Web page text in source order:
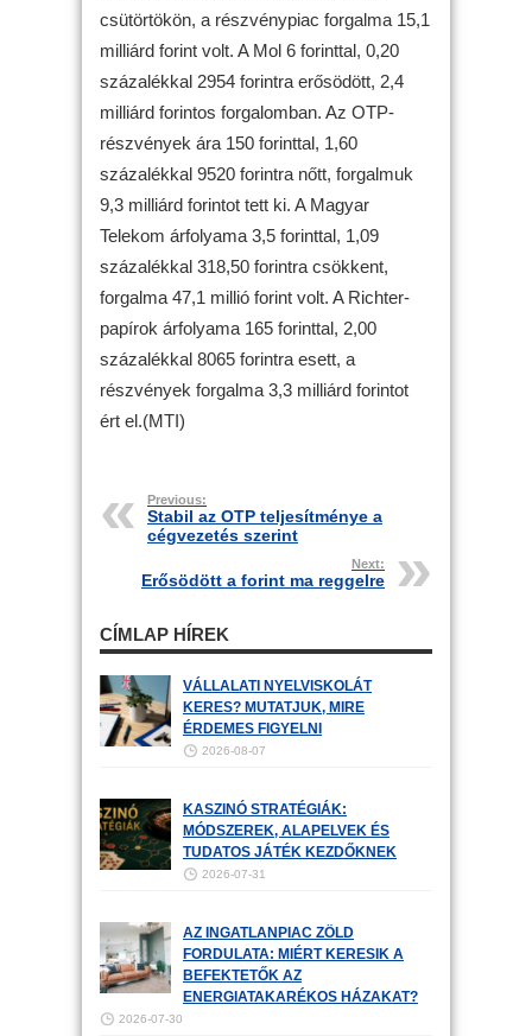
csütörtökön, a részvénypiac forgalma 15,1
milliárd forint volt. A Mol 6 forinttal, 0,20
százalékkal 2954 forintra erősödött, 2,4
milliárd forintos forgalomban. Az OTP-
részvények ára 150 forinttal, 1,60
százalékkal 9520 forintra nőtt, forgalmuk
9,3 milliárd forintot tett ki. A Magyar
Telekom árfolyama 3,5 forinttal, 1,09
százalékkal 318,50 forintra csökkent,
forgalma 47,1 millió forint volt. A Richter-
papírok árfolyama 165 forinttal, 2,00
százalékkal 8065 forintra esett, a
részvények forgalma 3,3 milliárd forintot
ért el.(MTI)
Previous:
Stabil az OTP teljesítménye a
cégvezetés szerint
Next:
Erősödött a forint ma reggelre
CÍMLAP HÍREK
VÁLLALATI NYELVISKOLÁT
KERES? MUTATJUK, MIRE
ÉRDEMES FIGYELNI
2026-08-07
KASZINÓ STRATÉGIÁK:
MÓDSZEREK, ALAPELVEK ÉS
TUDATOS JÁTÉK KEZDŐKNEK
2026-07-31
AZ INGATLANPIAC ZÖLD
FORDULATA: MIÉRT KERESIK A
BEFEKTETŐK AZ
ENERGIATAKARÉKOS HÁZAKAT?
2026-07-30